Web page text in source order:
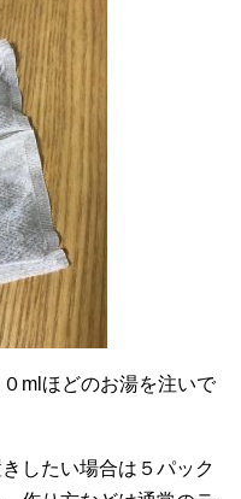
mlほどのお湯を注いで
したい場合は５パック